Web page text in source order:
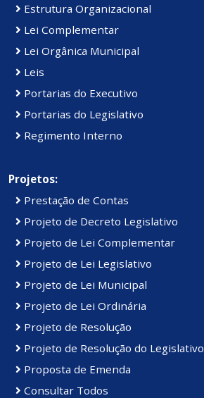
Estrutura Organizacional
Lei Complementar
Lei Orgânica Municipal
Leis
Portarias do Executivo
Portarias do Legislativo
Regimento Interno
Projetos:
Prestação de Contas
Projeto de Decreto Legislativo
Projeto de Lei Complementar
Projeto de Lei Legislativo
Projeto de Lei Municipal
Projeto de Lei Ordinária
Projeto de Resolução
Projeto de Resolução do Legislativo
Proposta de Emenda
Consultar Todos